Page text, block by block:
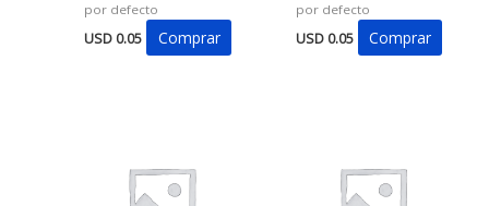
por defecto
USD 0.05 Comprar
por defecto
USD0.05 Comprar